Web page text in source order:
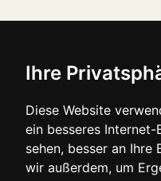
Ihre
Diese Website
ein besseres
sehen, besser an Ihre
wir außerdem, um